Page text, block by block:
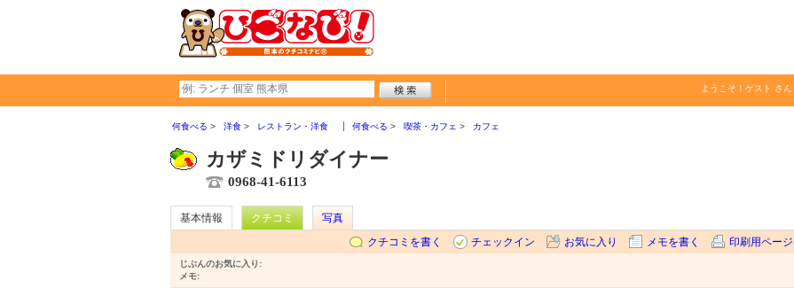
ようこそ！ ゲスト さん
何食べる 洋食 レストラン・洋食 何食べる 喫茶・カフェ カフェ
カザミドリダイナー
0968-41-6113
基本情報 クチコミ
写真
クチコミを書く
チェックイン お気に入り メモを書く 印刷用ペー
じぶんのお気に入り:
メモ: